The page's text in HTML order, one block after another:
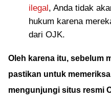
ilegal, Anda tidak
hukum karena
dari OJK.
Oleh karena itu, sebelum
pastikan untuk
mengunjungi situs resmi